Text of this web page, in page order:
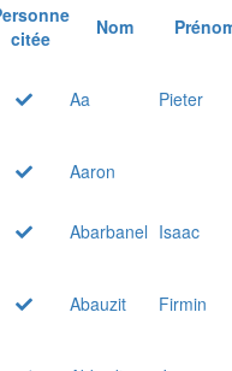
citée
Nom
Aa Pieter
Aaron
Abarbanel Isaac
Abauzit
Firmin